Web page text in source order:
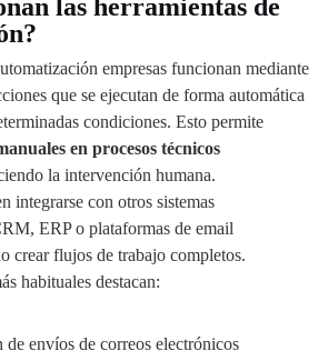
las herramientas de
empresas funcionan mediante
que se ejecutan de forma automática
condiciones. Esto permite
en procesos técnicos
la intervención humana.
integrarse con otros sistemas
ERP o plataformas de email
crear flujos de trabajo completos.
habituales destacan:
envíos de correos electrónicos